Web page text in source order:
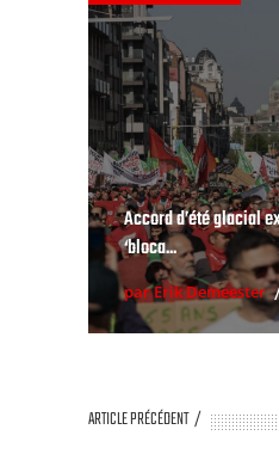
Accord d’été glacial
‘bloca...
par Erik Demeester
ARTICLE PRÉCÉDENT